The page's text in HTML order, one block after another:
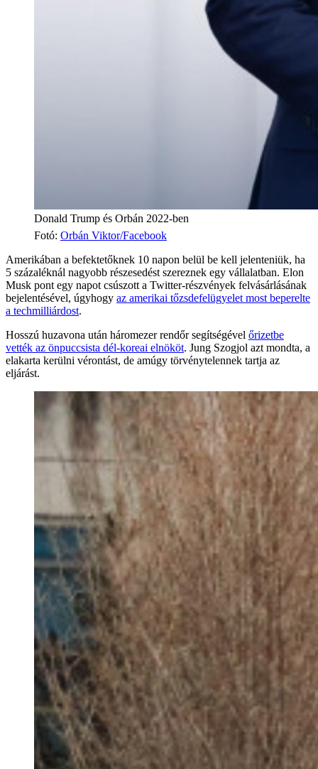
Donald Trump és Orbán 2022-ben
Fotó: Orbán Viktor/Facebook
Amerikában a befektetőknek 10 napon belül be kell jelenteniük, ha
5 százaléknál nagyobb részesedést szereznek egy vállalatban. Elon
Musk pont egy napot csúszott a Twitter-részvények felvásárlásának
bejelentésével, úgyhogy az amerikai tőzsdefelügyelet most beperelte
a techmilliárdost.
Hosszú huzavona után háromezer rendőr segítségével őrizetbe
vették az önpuccsista dél-koreai elnököt. Jung Szogjol azt mondta, a
elakarta kerülni vérontást, de amúgy törvénytelennek tartja az
eljárást.